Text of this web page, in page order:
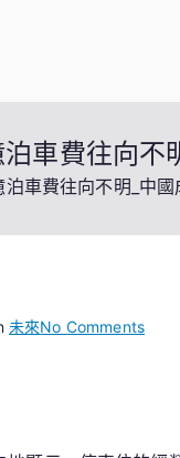
車費往向不
車費往向不明_中
未來No Commentson